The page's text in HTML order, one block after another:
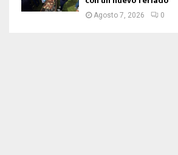
Agosto 7, 2026 0